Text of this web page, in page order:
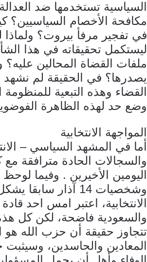
السياسية تستخدمها ضد
مكافحة الأخصام السياسيين؟
في تفجير مرفأ بيروت؟
ليستكمل تحقيقاته في هذا
ملفات القضاة المحالين عليه؟
يصدرها؟ في الحقيقة لم
القضاء وهذه التبعية
وضع حد لهذه الظاهرة
المواجهة الانتخابية
أما في المشهد السياسي –
والسجالات الحادة مترافقة مع
اليومين الأخيرين . وفيما
وشخصيات 14 آذار
الانتخابية، اعتبر امس احد
والسعودية فاضحة، لكن كل
تتجاوز حقيقة أن حزب الله هو
المعادين والحاسدين،